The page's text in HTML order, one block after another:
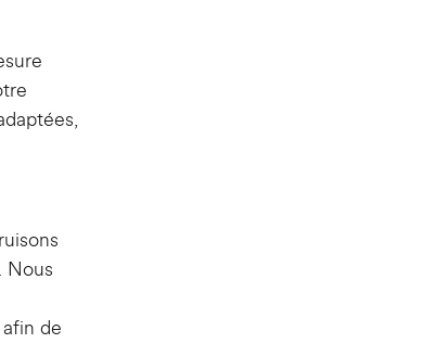
Nous
de